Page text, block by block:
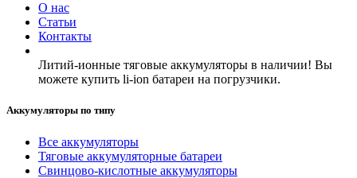
О нас
Статьи
Контакты
Литий-ионные тяговые аккумуляторы в наличии! Вы
можете купить li-ion батареи на погрузчики.
Аккумуляторы по типу
Все аккумуляторы
Тяговые аккумуляторные батареи
Свинцово-кислотные аккумуляторы